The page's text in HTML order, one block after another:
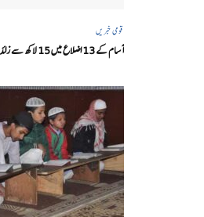
قومی خبریں
آسام کے 13 اضلاع میں 15 لاکھ سے زائد افراد سیلاب سے متاثر